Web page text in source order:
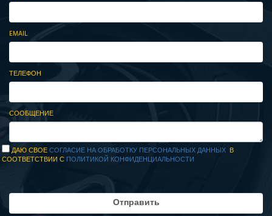
EMAIL
ТЕЛЕФОН
СООБЩЕНИЕ
ДАЮ СВОЕСОГЛАСИЕ НА ОБРАБОТКУ ПЕРСОНАЛЬНЫХ ДАННЫХ В
СООТВЕТСТВИИ С ПОЛИТИКОЙ КОНФИДЕНЦИАЛЬНОСТИ